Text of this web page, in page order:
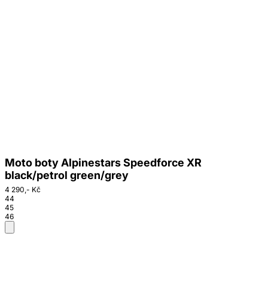
Moto boty Alpinestars Speedforce XR
black/petrol green/grey
4 290,- Kč
44
45
46